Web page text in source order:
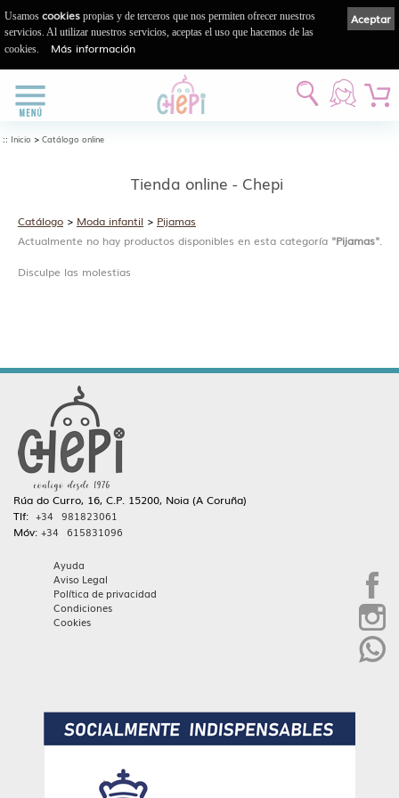
:: Inicio > Catálogo online
Tienda online - Chepi
Catálogo > Moda infantil > Pijamas
Actualmente no hay productos disponibles en esta categoría "Pijamas".
Disculpe las molestias
Rúa do Curro, 16, C.P. 15200, Noia (A Coruña)
Tlf: +34 981823061
Móv: +34 615831096
Ayuda
Aviso Legal
Política de privacidad
Condiciones
Cookies
Aceptar
Usamos cookies propias y de terceros que nos permiten ofrecer nuestros
servicios. Al utilizar nuestros servicios, aceptas el uso que hacemos de las
cookies.
Más información